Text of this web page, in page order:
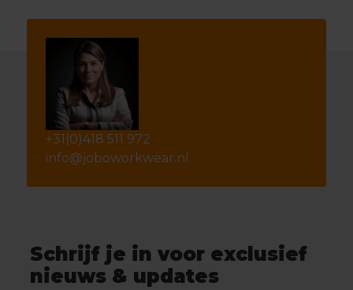
+31(0)418 511 972
info@joboworkwear.nl
Schrijf je in voor exclusief
nieuws & updates